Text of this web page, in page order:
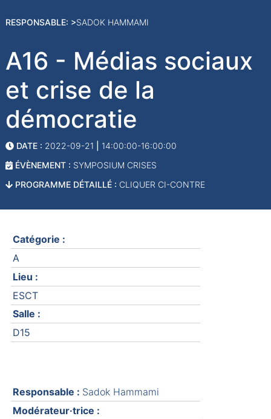
RESPONSABLE: >SADOK HAMMAMI
A16 - Médias sociaux
et crise de la
démocratie
DATE : 2022-09-21
14:00:00-16:00:00
ÉVÈNEMENT : SYMPOSIUM CRISES
PROGRAMME DÉTAILLÉ : CLIQUER CI-CONTRE
Catégorie :
A
Lieu :
ESCT
Salle :
D15
Responsable : Sadok Hammami
Modérateur·trice :